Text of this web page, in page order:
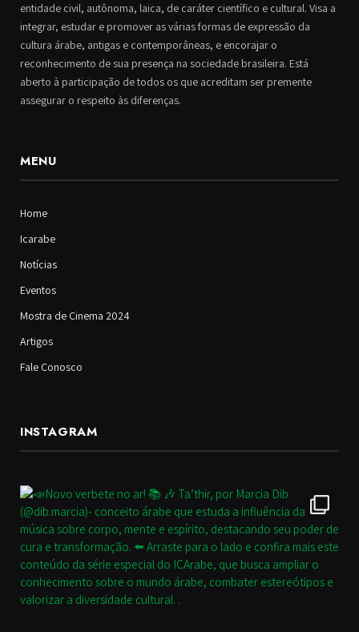
entidade civil, autônoma, laica, de caráter científico e cultural. Visa a
integrar, estudar e promover as várias formas de expressão da
cultura árabe, antigas e contemporâneas, e encorajar o
reconhecimento de sua presença na sociedade brasileira. Está
aberto à participação de todos os que acreditam ser premente
assegurar o respeito às diferenças.
MENU
Home
Icarabe
Notícias
Eventos
Mostra de Cinema 2024
Artigos
Fale Conosco
INSTAGRAM